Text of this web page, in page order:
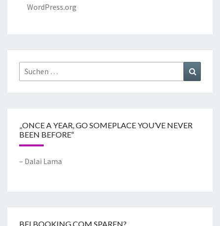
WordPress.org
„ONCE A YEAR, GO SOMEPLACE YOU’VE NEVER
BEEN BEFORE“
– Dalai Lama
BEI BOOKING.COM SPAREN?